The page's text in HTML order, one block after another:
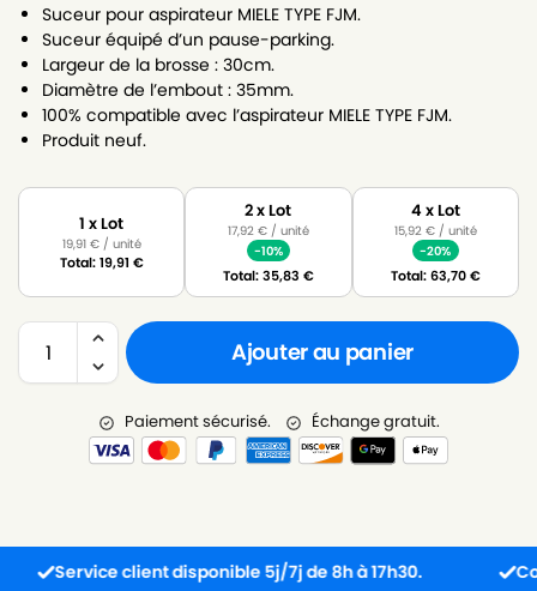
Suceur pour aspirateur MIELE TYPE FJM.
Suceur équipé d’un pause-parking.
Largeur de la brosse : 30cm.
Diamètre de l’embout : 35mm.
100% compatible avec l’aspirateur MIELE TYPE FJM.
Produit neuf.
1 x Lot
19,91 €/ unité
Total:19,91 €
2 x Lot
17,92 €/ unité
-10%
Total:35,83 €
4 x Lot
15,92 €/ unité
-20%
Total:63,70€
Ajouter au panier
Paiement sécurisé. Échange gratuit.
Service client disponible 5j/7j de 8h à 17h30.